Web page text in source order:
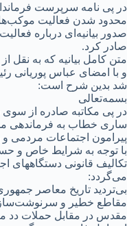
در پی نامه سرپرست
محدود شدن فعالیت موکب‌ها
صدور بیانیه‌ای درباره
صادر کرد.
متن کامل بیانیه که به نقل
و با امضای عباس پوریانی
شد بدین شرح است:
بسمه‌تعالی
در پی مکاتبه صادره از
ساری خطاب به فرماندهی
پیرامون اجتماعات مردمی
با توجه به شرایط خاص و
تکالیف قانونی دستگاههای
می‌گردد:
بی‌تردید تاریخ معاصر
مقاطع خطیر و سرنوشت‌ساز
مقدس در مقابل حملات دد